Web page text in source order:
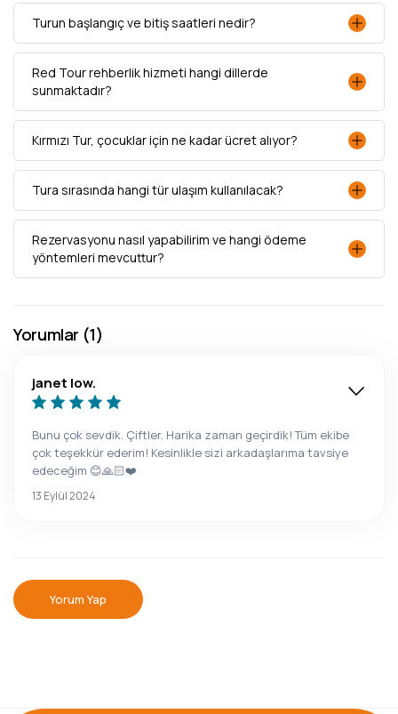
Turun başlangıç ve bitiş saatleri nedir?
Red Tour rehberlik hizmeti hangi dillerde
sunmaktadır?
Kırmızı Tur, çocuklar için ne kadar ücret alıyor?
Tura sırasında hangi tür ulaşım kullanılacak?
Rezervasyonu nasıl yapabilirim ve hangi ödeme
yöntemleri mevcuttur?
Yorumlar (1)
janet low.
Bunu çok sevdik. Çiftler. Harika zaman geçirdik! Tüm ekibe
çok teşekkür ederim! Kesinlikle sizi arkadaşlarıma tavsiye
edeceğim 😊🙏🏻❤️
13 Eylül 2024
Yorum Yap